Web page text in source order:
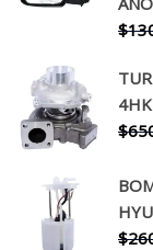
$
$
$